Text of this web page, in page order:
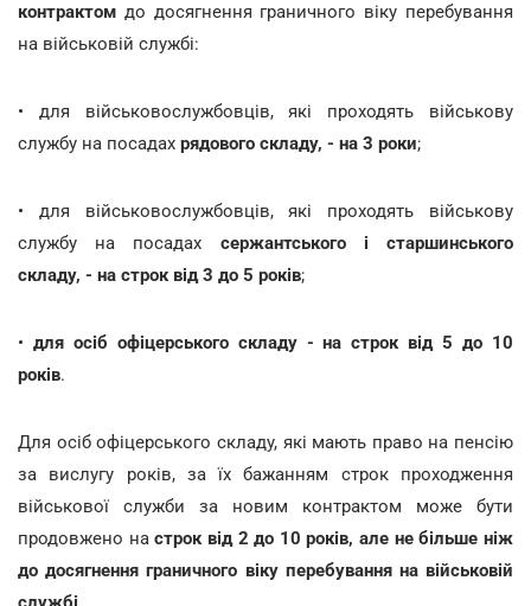
контрактом до досягнення граничного віку перебування
на військовій службі:
• для військовослужбовців, які проходять військову
службу на посадах рядового складу, - на 3 роки;
• для військовослужбовців, які проходять військову
службу на посадах сержантського і старшинського
складу, - на строк від 3 до 5 років;
• для осіб офіцерського складу - на строк від 5 до 10
років.
Для осіб офіцерського складу, які мають право на пенсію
за вислугу років, за їх бажанням строк проходження
військової служби за новим контрактом може бути
продовжено настрок від 2 до 10 років, але не більше ніж
до досягнення граничного віку перебування на військовій